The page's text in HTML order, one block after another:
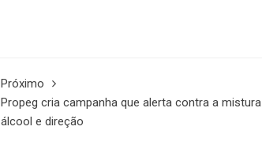
Próximo
Propeg cria campanha que alerta contra a mistura
álcool e direção